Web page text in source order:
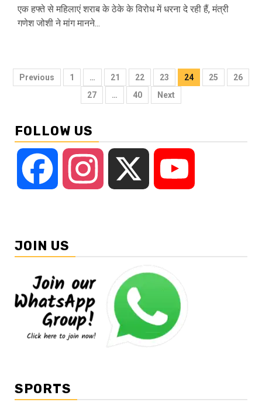
एक हफ्ते से महिलाएं शराब के ठेके के विरोध में धरना दे रही हैं, मंत्री
गणेश जोशी ने मांग मानने...
Posts
pagination
Previous 1 … 21 22 23 24 25
26
27
… 40 Next
FOLLOW US
Facebook Instagram
JOIN US
SPORTS